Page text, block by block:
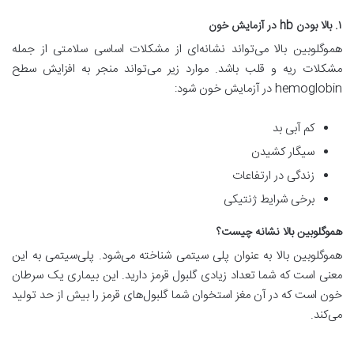
۱. بالا بودن hb در آزمایش خون
هموگلوبین بالا می‌تواند نشانه‌ای از مشکلات اساسی سلامتی از جمله
مشکلات ریه و قلب باشد. موارد زیر می‌تواند منجر به افزایش سطح
hemoglobin در آزمایش خون شود:
کم آبی بد
سیگار کشیدن
زندگی در ارتفاعات
برخی شرایط ژنتیکی
هموگلوبین بالا نشانه چیست؟
هموگلوبین بالا به عنوان پلی سیتمی شناخته می‌شود. پلی‌سیتمی به این
معنی است که شما تعداد زیادی گلبول قرمز دارید. این بیماری یک سرطان
خون است که در آن مغز استخوان شما گلبول‌های قرمز را بیش از حد تولید
می‌کند.